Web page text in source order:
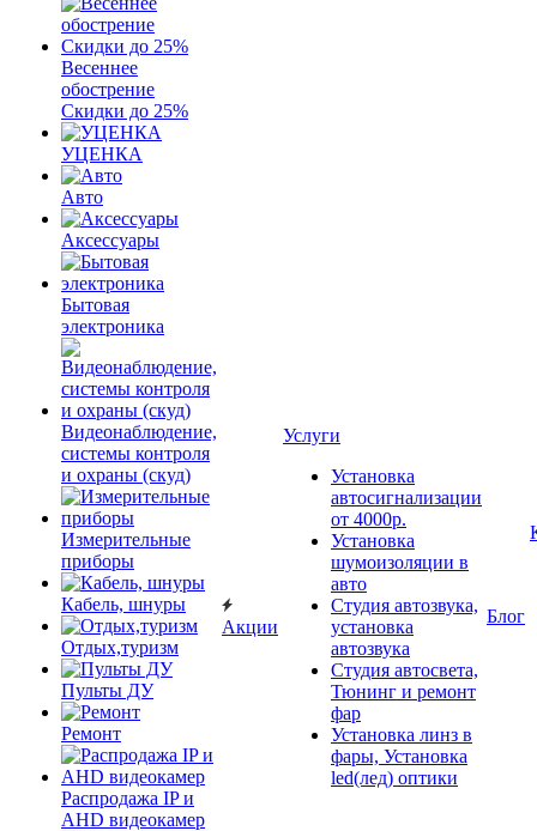
Весеннее
обострение
Скидки до 25%
УЦЕНКА
Авто
Аксессуары
Бытовая
электроника
Видеонаблюдение,
системы контроля
и охраны (скуд)
Измерительные
приборы
Кабель, шнуры
Отдых,туризм
Пульты ДУ
Ремонт
Распродажа IP и
AHD видеокамер
Акции
Услуги
Установка
автосигнализации
от 4000р.
Установка
шумоизоляции в
авто
Студия автозвука,
установка
автозвука
Студия автосвета,
Тюнинг и ремонт
фар
Установка линз в
фары, Установка
led(лед) оптики
Блог